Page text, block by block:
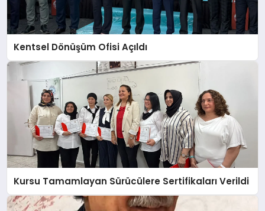
Kentsel Dönüşüm Ofisi Açıldı
Kursu Tamamlayan Sürücülere Sertifikaları Verildi